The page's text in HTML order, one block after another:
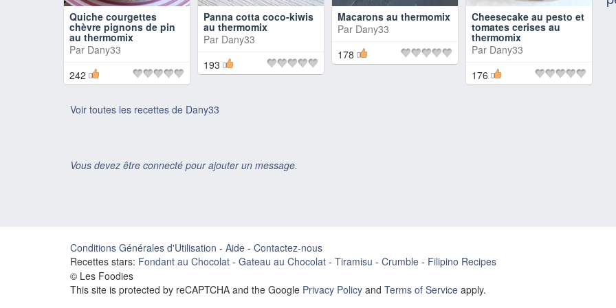
Quiche courgettes
chèvre pignons de pin
au thermomix
Par Dany33
242
Panna cotta coco-kiwis
au thermomix
Par Dany33
193
Macarons au thermomix
Par Dany33
178
Cheesecake au pesto et
tomates cerises au
thermomix
Par Dany33
176
Voir toutes les recettes de Dany33
Vous devez être connecté pour ajouter un message.
Conditions Générales d'Utilisation - Aide - Contactez-nous
Recettes stars: Fondant au Chocolat - Gateau au Chocolat - Tiramisu - Crumble - Filipino Recipes
© Les Foodies
This site is protected by reCAPTCHA and the Google Privacy Policy and Terms of Service apply.